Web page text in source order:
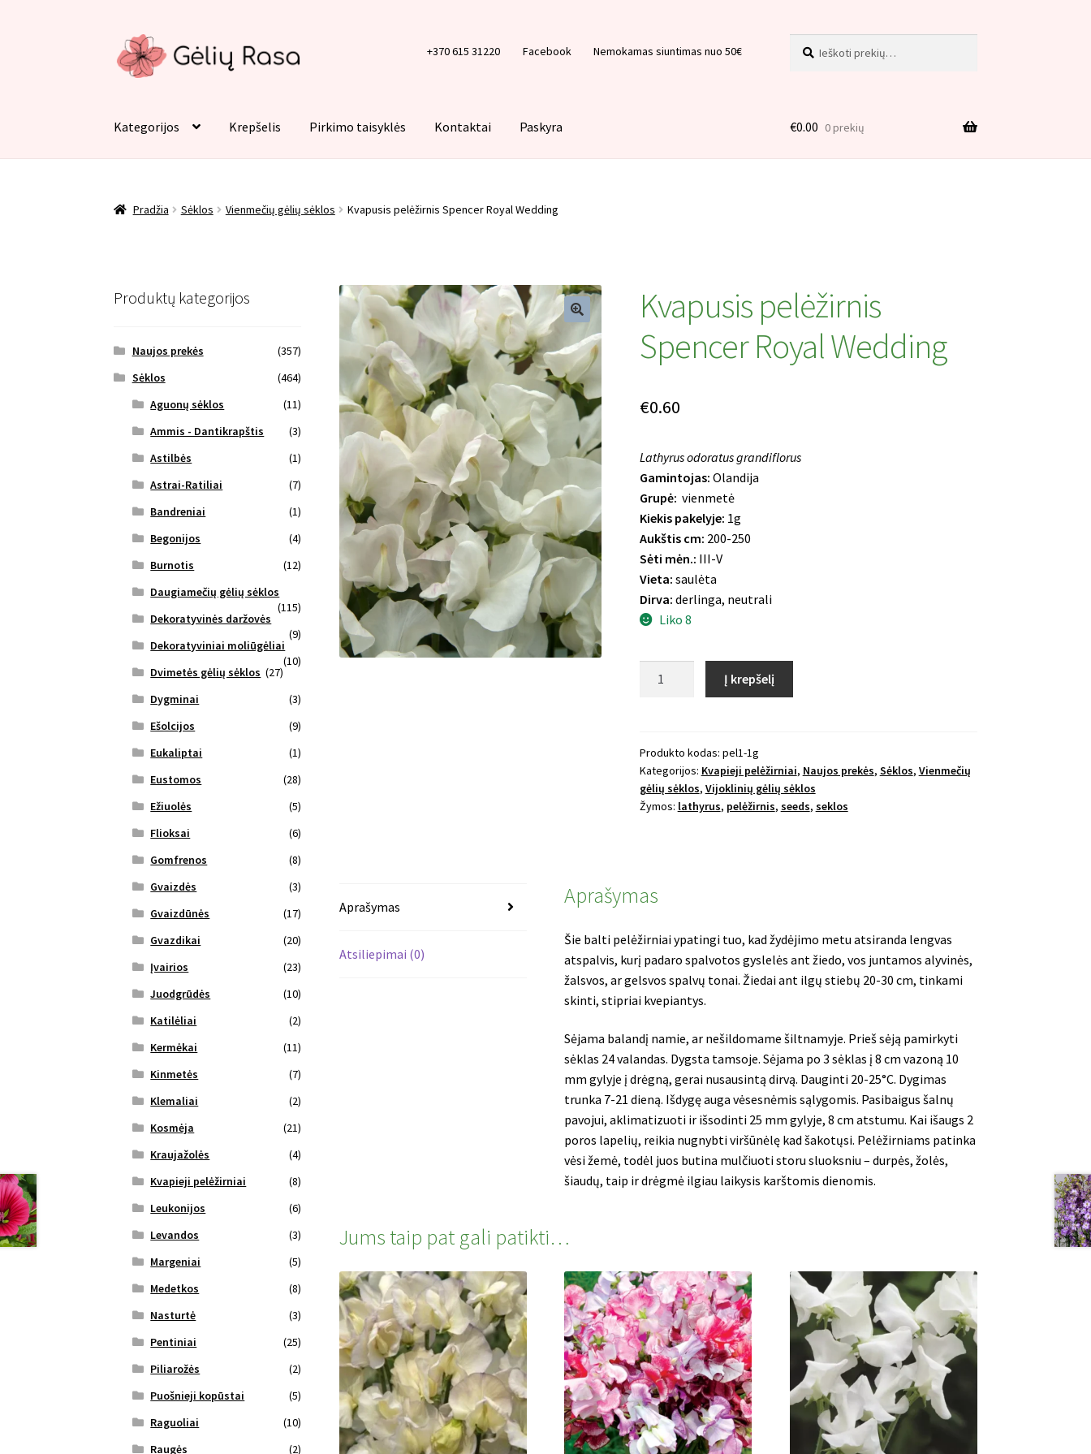
Pereiti
prie
meniu
Pereiti
prie
turinio
+370 615 31220 Facebook Nemokamas siuntimas nuo 50€
Kategorijos Krepšelis Pirkimo taisyklės Kontaktai Paskyra €0.00 0 prekių
Pradžia Sėklos Vienmečių gėlių sėklos Kvapusis pelėžirnis Spencer Royal Wedding
Kvapusis pelėžirnis
Spencer Royal Wedding
€0.60
Lathyrus odoratus grandiflorus
Gamintojas: Olandija
Grupė: vienmetė
Kiekis pakelyje: 1g
Aukštis cm: 200-250
Sėti mėn.: III-V
Vieta: saulėta
Dirva: derlinga, neutrali
Liko 8
Spencer
Royal
Wedding
Į krepšelį
Produkto kodas: pel1-1g
Kategorijos: Kvapieji pelėžirniai, Naujos prekės, Sėklos, Vienmečių
gėlių sėklos, Vijoklinių gėlių sėklos
Žymos: lathyrus, pelėžirnis, seeds, seklos
Aprašymas
Atsiliepimai (0)
Aprašymas
Šie balti pelėžirniai ypatingi tuo, kad žydėjimo metu atsiranda lengvas
atspalvis, kurį padaro spalvotos gyslelės ant žiedo, vos juntamosalyvinės,
žalsvos, ar gelsvos spalvų tonai. Žiedai ant ilgų stiebų 20-30 cm, tinkami
skinti, stipriai kvepiantys.
Sėjama balandį namie, ar nešildomame šiltnamyje. Prieš sėją pamirkyti
sėklas 24 valandas. Dygsta tamsoje. Sėjama po 3 sėklas į 8 cm vazoną 10
mm gylyje į drėgną, gerai nusausintą dirvą. Dauginti 20-25°C. Dygimas
trunka 7-21 dieną. Išdygę auga vėsesnėmis sąlygomis. Pasibaigus šalnų
pavojui, aklimatizuoti ir išsodinti 25 mm gylyje, 8 cm atstumu. Kai išaugs 2
poros lapelių, reikia nugnybti viršūnėlę kad šakotųsi. Pelėžirniams patinka
vėsi žemė, todėl juos butina mulčiuoti storu sluoksniu – durpės, žolės,
šiaudų, taip ir drėgmė ilgiau laikysis karštomis dienomis.
Jums taip pat gali patikti…
Produktų kategorijos
Naujos prekės
(357)
Sėklos
(464)
Aguonų sėklos
(11)
Ammis - Dantikrapštis
(3)
Astilbės
(1)
Astrai-Ratiliai
(7)
Bandreniai
(1)
Begonijos
(4)
Burnotis
(12)
Daugiamečių gėlių sėklos
(115)
Dekoratyvinės daržovės
(9)
Dekoratyviniai moliūgėliai
(10)
Dvimetės gėlių sėklos (27)
Dygminai
(3)
Ešolcijos
(9)
Eukaliptai
(1)
Eustomos
(28)
Ežiuolės
(5)
Flioksai
(6)
Gomfrenos
(8)
Gvaizdės
(3)
Gvaizdūnės
(17)
Gvazdikai
(20)
Įvairios
(23)
Juodgrūdės
(10)
Katilėliai
(2)
Kermėkai
(11)
Kinmetės
(7)
Klemaliai
(2)
Kosmėja
(21)
Kraujažolės
(4)
Kvapieji pelėžirniai
(8)
Leukonijos
(6)
Levandos
(3)
Margeniai
(5)
Medetkos
(8)
Nasturtė
(3)
Pentiniai
(25)
Piliarožės
(2)
Puošnieji kopūstai
(5)
Raguoliai
(10)
Raugės
(2)